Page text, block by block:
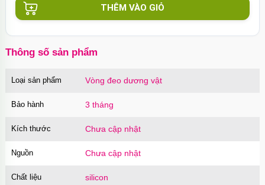
THÊM VÀO GIỎ
Thông số sản phẩm
Loại sản phẩm Vòng đeo dương vật
Bảo hành 3 tháng
Kích thước Chưa cập nhật
Nguồn Chưa cập nhật
Chất liệu silicon